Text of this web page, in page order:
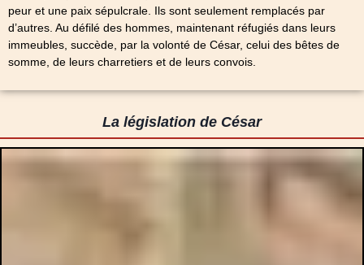
peur et une paix sépulcrale. Ils sont seulement remplacés par
d’autres. Au défilé des hommes, maintenant réfugiés dans leurs
immeubles, succède, par la volonté de César, celui des bêtes de
somme, de leurs charretiers et de leurs convois.
La législation de César